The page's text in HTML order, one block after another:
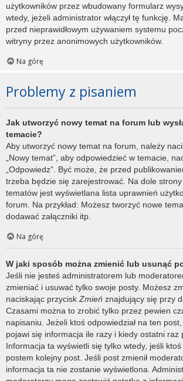
użytkowników przez wbudowany formularz
wtedy, jeżeli administrator włączył tę funkcję.
przed nieprawidłowym używaniem systemu
witryny przez anonimowych użytkowników.
Na górę
Problemy z pisaniem
Jak utworzyć nowy temat na forum lub
temacie?
Aby utworzyć nowy temat na forum, należy
„Nowy temat”, aby odpowiedzieć w temacie,
„Odpowiedz”. Być może, że przed
trzeba będzie się zarejestrować. Na dole
tematów jest wyświetlana lista uprawnień
forum. Na przykład: Możesz tworzyć nowe
dodawać załączniki itp.
Na górę
W jaki sposób można zmienić lub usunąć
Jeśli nie jesteś administratorem lub
zmieniać i usuwać tylko swoje posty. Możesz
naciskając przycisk Zmień znajdujący się przy
Czasami można to zrobić tylko przez pewien
napisaniu. Jeżeli ktoś odpowiedział na ten
pojawi się informacja ile razy i kiedy ostatni raz
Informacja ta wyświetli się tylko wtedy, jeśli ktoś
postem kolejny post. Jeśli post zmienił
informacja ta nie zostanie wyświetlona.